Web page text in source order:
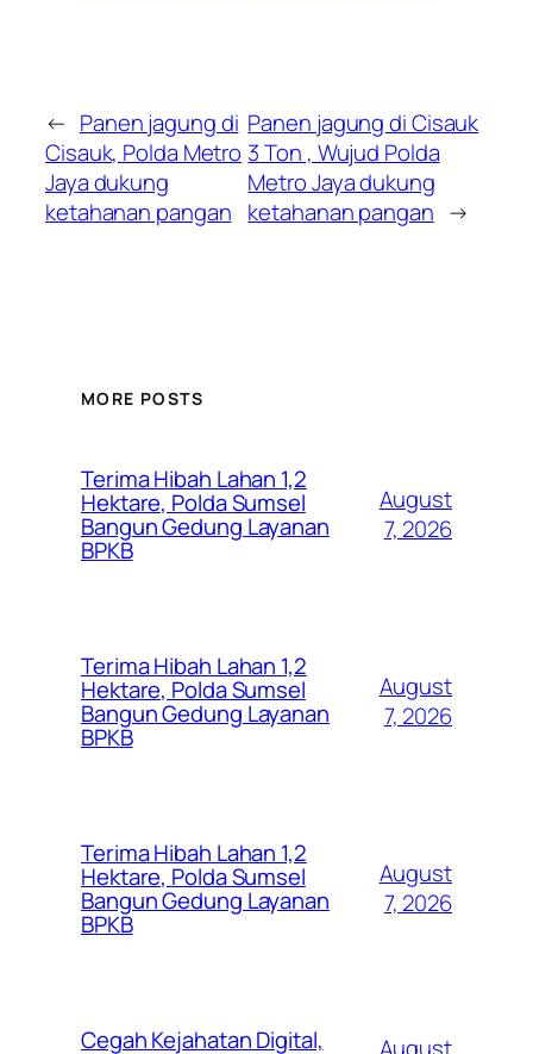
← Panen jagung di
Cisauk, Polda Metro
Jaya dukung
ketahanan pangan
Panen jagung di Cisauk
3 Ton , Wujud Polda
Metro Jaya dukung
ketahanan pangan →
MORE POSTS
Terima Hibah Lahan 1,2
Hektare, Polda Sumsel
Bangun Gedung Layanan
BPKB
August
7, 2026
Terima Hibah Lahan 1,2
Hektare, Polda Sumsel
Bangun Gedung Layanan
BPKB
August
7, 2026
Terima Hibah Lahan 1,2
Hektare, Polda Sumsel
Bangun Gedung Layanan
BPKB
August
7, 2026
Cegah Kejahatan Digital, August